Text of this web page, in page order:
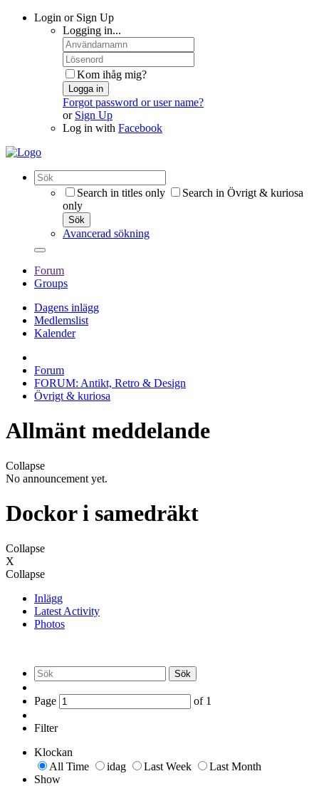
Login or Sign Up
Logging in...
Kom ihåg mig?
Logga in
Forgot password or user name?
or Sign Up
Log in with Facebook
Search in titles only
Search in Övrigt & kuriosa
only
Sök
Avancerad sökning
Forum
Groups
Dagens inlägg
Medlemslist
Kalender
Forum
FORUM: Antikt, Retro & Design
Övrigt & kuriosa
Allmänt meddelande
Collapse
No announcement yet.
Dockor i samedräkt
Collapse
X
Collapse
Inlägg
Latest Activity
Photos
Sök
Page of 1
Filter
Klockan
All Time
idag Last Week
Last Month
Show